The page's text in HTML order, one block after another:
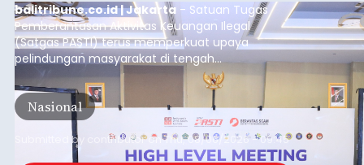
balitribune.co.id | Jakarta - Satuan Tugas
Pemberantasan Aktivitas Keuangan Ilegal
(Satgas PASTI) terus memperkuat upaya
pelindungan masyarakat di tengah
meningkatnya ancaman penipuan digital yang
semakin kompleks.
Nasional
Submitted by contributoronThu, 08/06/2026 - 09:45